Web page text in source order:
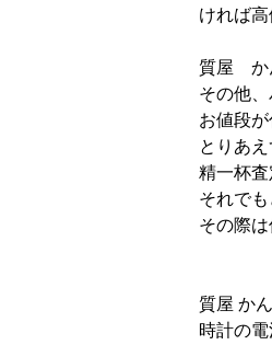
ければ
質屋 か
その他
お値段
とりあ
精一杯査
それで
その際
質屋 か
時計の